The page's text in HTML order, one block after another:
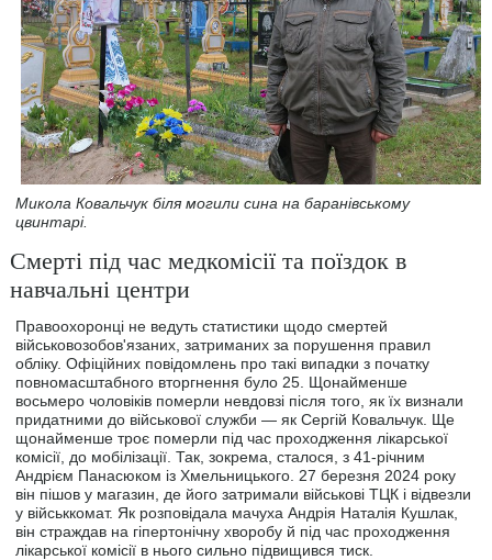
Микола Ковальчук біля могили сина на баранівському
цвинтарі.
Смерті під час медкомісії та поїздок в
навчальні центри
Правоохоронці не ведуть статистики щодо смертей
військовозобов'язаних, затриманих за порушення правил
обліку. Офіційних повідомлень про такі випадки з початку
повномасштабного вторгнення було 25. Щонайменше
восьмеро чоловіків померли невдовзі після того, як їх визнали
придатними до військової служби ― як Сергій Ковальчук. Ще
щонайменше троє померли під час проходження лікарської
комісії, до мобілізації. Так, зокрема, сталося, з 41-річним
Андрієм Панасюком із Хмельницького. 27 березня 2024 року
він пішов у магазин, де його затримали військові ТЦК і відвезли
у військкомат. Як розповідала мачуха Андрія Наталія Кушлак,
він страждав на гіпертонічну хворобу й під час проходження
лікарської комісії в нього сильно підвищився тиск.